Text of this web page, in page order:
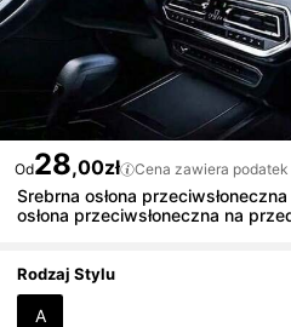
Od28,00zł Cena zawiera podatek
Srebrna osłona
osłona przeciwsłoneczna na
wszystkich pojazdów – idealna na
lny prezent dla właścicieli
Rodzaj Stylu
A